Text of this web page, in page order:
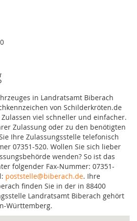
in Landratsamt Biberach
von Schilderkröten.de
viel schneller und einfacher.
Zulassung oder zu den benötigten
Ihre Zulassungsstelle telefonisch
07351-520. Wollen Sie sich lieber
wenden? So ist das
folgender Fax-Nummer: 07351-
poststelle@biberach.de. Ihre
finden Sie in der in 88400
Landratsamt Biberach gehört
Württemberg.